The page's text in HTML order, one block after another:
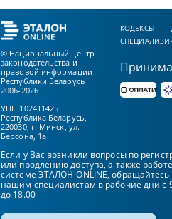
© Национальный центр
законодательства и
правовой информации
Республики Беларусь
2006-2026
УНП 102411425
Республика Беларусь,
220030, г. Минск, ул.
Берсона, 1а
КОДЕКСЫ
Если у Вас возникли вопросы по
или продлению доступа, а также
системе ЭТАЛОН-ONLINE, обращайтесь
нашим специалистам в рабочие дни с
до 18.00